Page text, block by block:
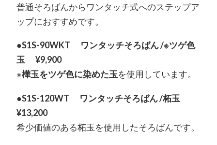
普通そろばんからワンタッチ式へのステップア
ップにおすすめです。
●S1S-90WKT ワンタッチそろばん /※ツゲ色
玉 ¥9,900
※樺玉をツゲ色に染めた玉を使用しています。
●S1S-120WT ワンタッチそろばん /柘玉
¥13,200
希少価値のある柘玉を使用したそろばんです。